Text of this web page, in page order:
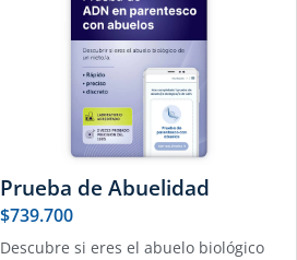
Prueba de Abuelidad
$739.700
Descubre si eres el abuelo biológico